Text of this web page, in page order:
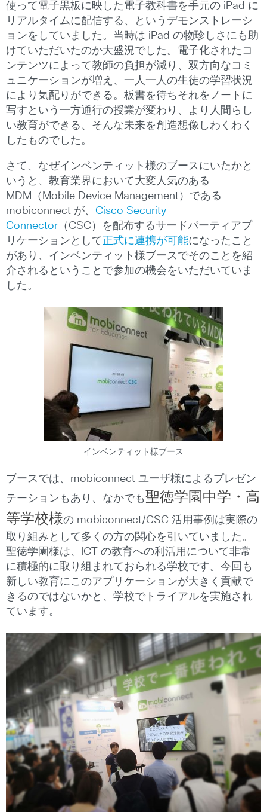
使って電子黒板に映した電子教科書を手元の iPad に
リアルタイムに配信する、というデモンストレーシ
ョンをしていました。当時は iPad の物珍しさにも助
けていただいたのか大盛況でした。電子化されたコ
ンテンツによって教師の負担が減り、双方向なコミ
ュニケーションが増え、一人一人の生徒の学習状況
により気配りができる。板書を待ちそれをノートに
写すという一方通行の授業が変わり、より人間らし
い教育ができる、そんな未来を創造想像しわくわく
したものでした。
さて、なぜインベンティット様のブースにいたかと
いうと、教育業界において大変人気のある
MDM（Mobile Device Management）である
mobiconnect が、 Cisco Security
Connector（CSC）を配布するサードパーティアプ
リケーションとして 正式に連携が可能になったこと
があり、インベンティット様ブースでそのことを紹
介されるということで参加の機会をいただいていま
した。
インベンティット様ブース
ブースでは、mobiconnect ユーザ様によるプレゼン
テーションもあり、なかでも聖徳学園中学・高
等学校様の mobiconnect/CSC 活用事例は実際の
取り組みとして多くの方の関心を引いていました。
聖徳学園様は、ICT の教育への利活用について非常
に積極的に取り組まれておられる学校です。今回も
新しい教育にこのアプリケーションが大きく貢献で
きるのではないかと、学校でトライアルを実施され
ています。